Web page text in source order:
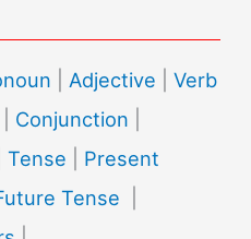
Adjective |Verb
Conjunction
|Tense
Present
Tense